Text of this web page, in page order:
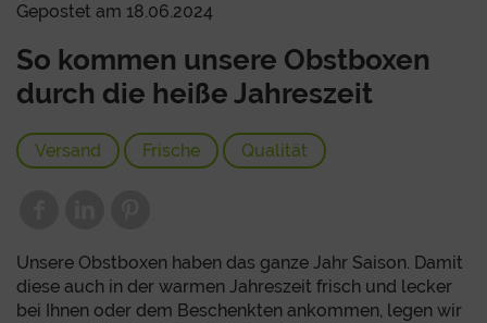
Gepostet am 18.06.2024
So kommen unsere Obstboxen
durch die heiße Jahreszeit
Versand Frische Qualität
Unsere Obstboxen haben das ganze Jahr Saison. Damit
diese auch in der warmen Jahreszeit frisch und lecker
bei Ihnen oder dem Beschenkten ankommen, legen wir